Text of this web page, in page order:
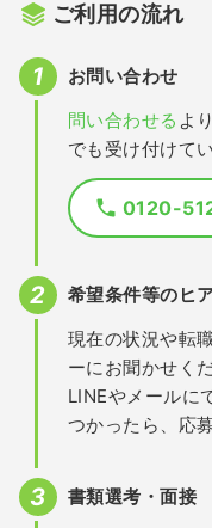
ご利用の流れ
お問い合わせ
問い合わせる よ
でも受け付けて
0120-
希望条件等のヒ
現在の状況や転
ーにお聞かせく
LINEやメールに
つかったら、応
書類選考・面接